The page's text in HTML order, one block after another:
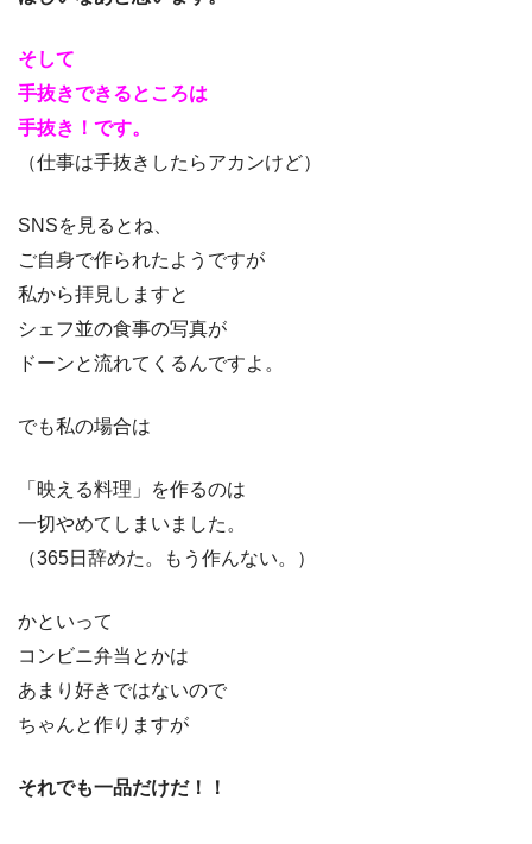
そして
手抜きできるところは
手抜き！です。
（仕事は手抜きしたらアカンけど）
SNSを見るとね、
ご自身で作られたようですが
私から拝見しますと
シェフ並の食事の写真が
ドーンと流れてくるんですよ。
でも私の場合は
「映える料理」を作るのは
一切やめてしまいました。
（365日辞めた。もう作んない。）
かといって
コンビニ弁当とかは
あまり好きではないので
ちゃんと作りますが
それでも一品だけだ！！